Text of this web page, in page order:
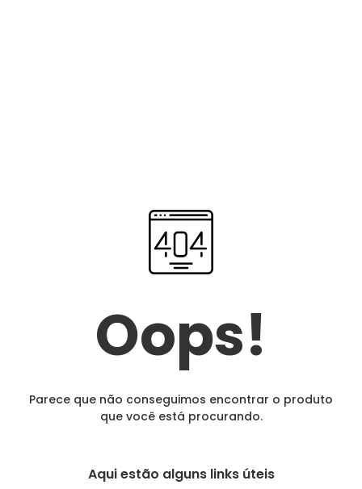
Oops!
Parece que não conseguimos encontrar o produto
que você está procurando.
Aqui estão alguns links úteis